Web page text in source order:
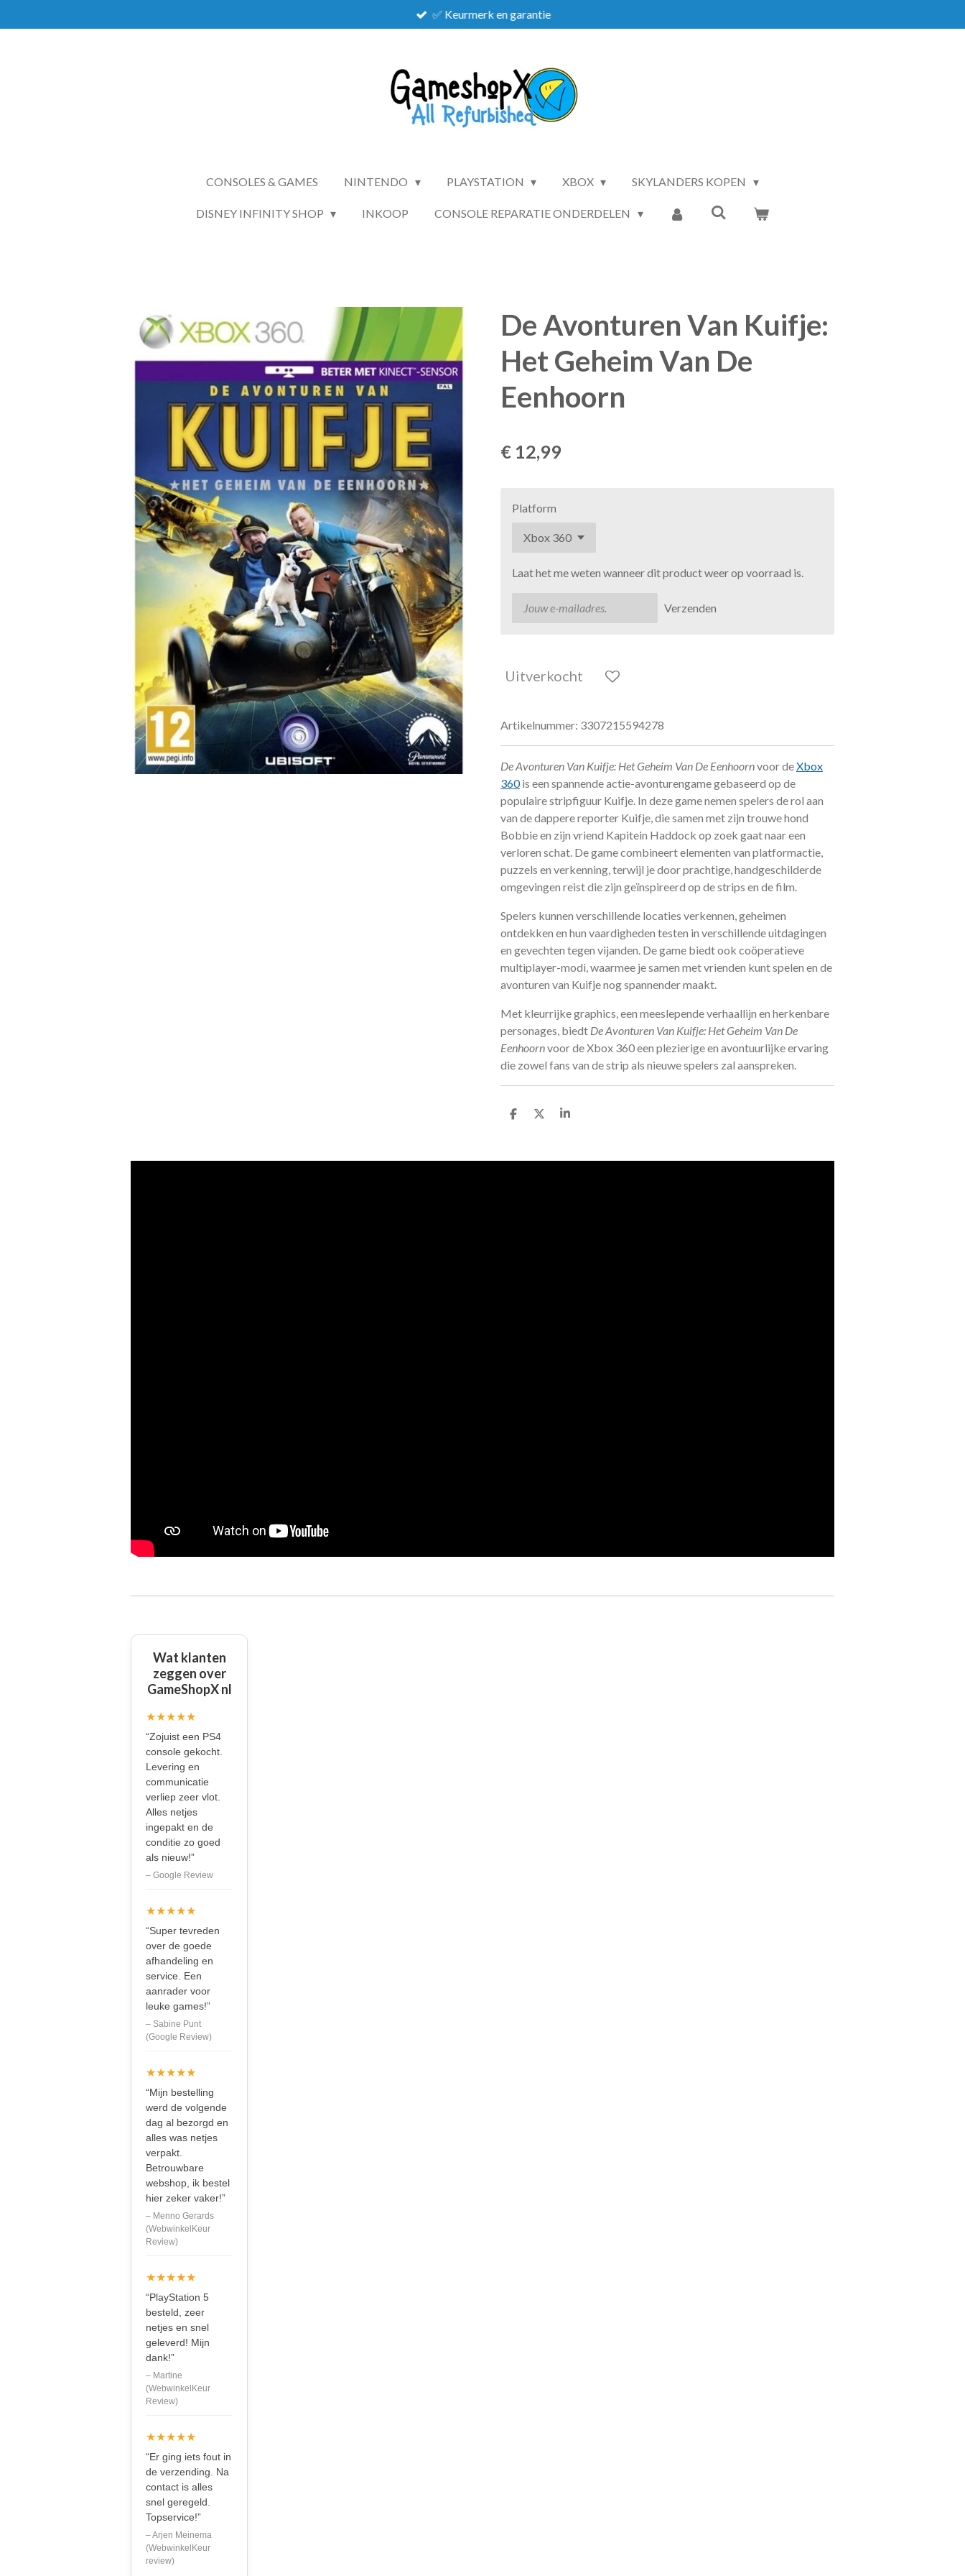
direct
✅ Keurmerk en garantie
CONSOLES & GAMES NINTENDO PLAYSTATION XBOX SKYLANDERS KOPEN
DISNEY INFINITY SHOP INKOOP CONSOLE REPARATIE ONDERDELEN
De Avonturen Van Kuifje:
Het Geheim Van De
Eenhoorn
€ 12,99
Platform
Laat het me weten wanneer dit product weer op voorraad is.
Verzenden
Uitverkocht
Artikelnummer: 3307215594278
De Avonturen Van Kuifje: Het Geheim Van De Eenhoornvoor deXbox
360is een spannende actie-avonturengame gebaseerd op de
populaire stripfiguur Kuifje. In deze game nemen spelers de rol aan
van de dappere reporter Kuifje, die samen met zijn trouwe hond
Bobbie en zijn vriend Kapitein Haddock op zoek gaat naar een
verloren schat. De game combineert elementen van platformactie,
puzzels en verkenning, terwijl je door prachtige, handgeschilderde
omgevingen reist die zijn geïnspireerd op de strips en de film.
Spelers kunnen verschillende locaties verkennen, geheimen
ontdekken en hun vaardigheden testen in verschillende uitdagingen
en gevechten tegen vijanden. De game biedt ook coöperatieve
multiplayer-modi, waarmee je samen met vrienden kunt spelen en de
avonturen van Kuifje nog spannender maakt.
Met kleurrijke graphics, een meeslepende verhaallijn en herkenbare
personages, biedt De Avonturen Van Kuifje: Het Geheim Van De
Eenhoornvoor de Xbox 360 een plezierige en avontuurlijke ervaring
die zowel fans van de strip als nieuwe spelers zal aanspreken.
D
n
D
S
e
Wat klanten
zeggen over
GameShopX nl
★★★★★
“Zojuist een PS4
console gekocht.
Levering en
communicatie
verliep zeer vlot.
Alles netjes
ingepakt en de
conditie zo goed
als nieuw!”
– Google Review
★★★★★
“Super tevreden
over de goede
afhandeling en
service. Een
aanrader voor
leuke games!”
– Sabine Punt
(Google Review)
★★★★★
“Mijn bestelling
werd de volgende
dag al bezorgd en
alles was netjes
verpakt.
Betrouwbare
webshop, ik bestel
hier zeker vaker!”
– Menno Gerards
(WebwinkelKeur
Review)
★★★★★
“PlayStation 5
besteld, zeer
netjes en snel
geleverd! Mijn
dank!”
– Martine
(WebwinkelKeur
Review)
★★★★★
“Er ging iets fout in
de verzending. Na
contact is alles
snel geregeld.
Topservice!”
– Arjen Meinema
(WebwinkelKeur
review)